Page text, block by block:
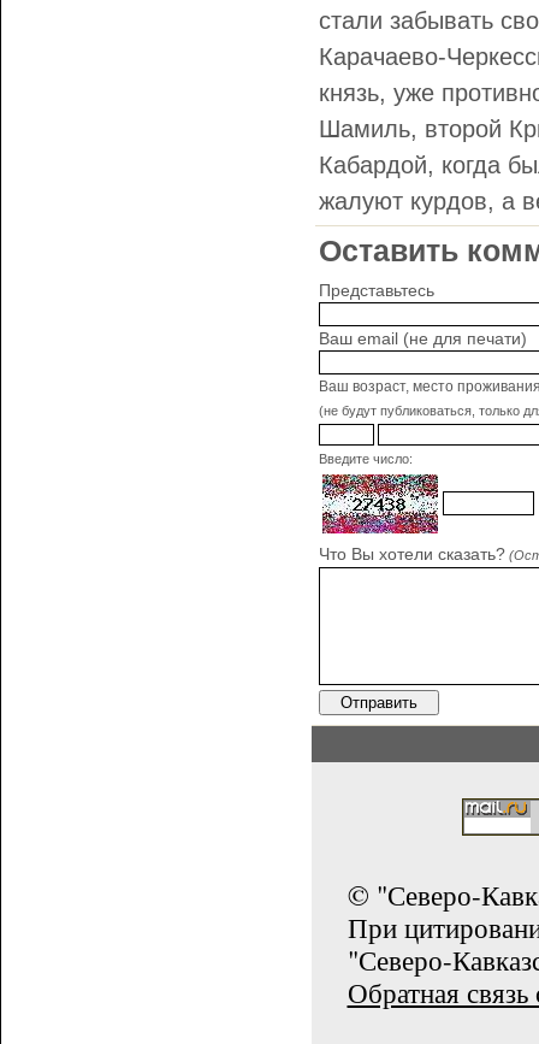
стали забывать
Карачаево-
князь, уже
Шамиль, второй
Кабардой, когда
жалуют курдов, а
Оставить
Представьтесь
Ваш email (не для печати)
Ваш возраст, место
(не будут публиковаться, только
Введите число:
Что Вы хотели сказать?
© "Северо-
При
"Северо-
Обратная